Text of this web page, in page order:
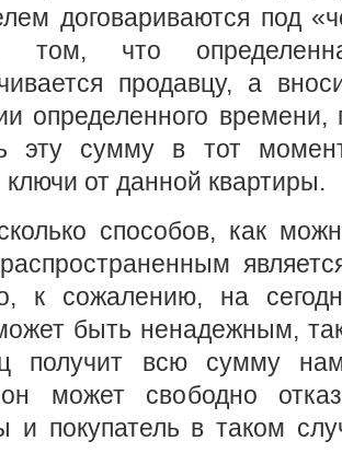
договариваются под
том, что
продавцу, а
определенного времени,
эту сумму в тот
от данной квартиры.
способов, как
к сожалению, на
быть ненадежным,
получит всю сумму
может свободно
и покупатель в таком